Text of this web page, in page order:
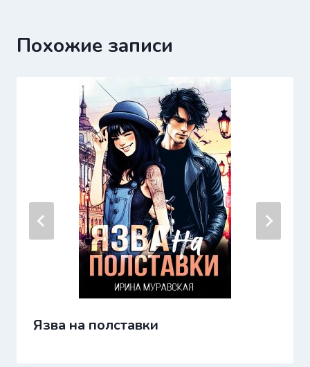
Похожие записи
Язва на полставки